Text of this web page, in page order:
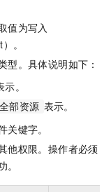
值为写入
。
型。具体说明如下：
。
全部资源 表示。
键字。
他权限。操作者必须